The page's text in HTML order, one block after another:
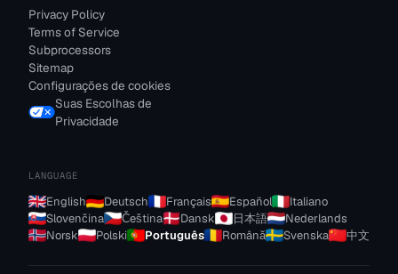
Privacy Policy
Terms of Service
Subprocessors
Sitemap
Configurações de cookies
Suas Escolhas de
Privacidade
LANGUAGE
English Deutsch Français Español
Italiano
Slovenčina
Čeština Dansk 日本語
Nederlands
Norsk
Polski Português Română Svenska 中文